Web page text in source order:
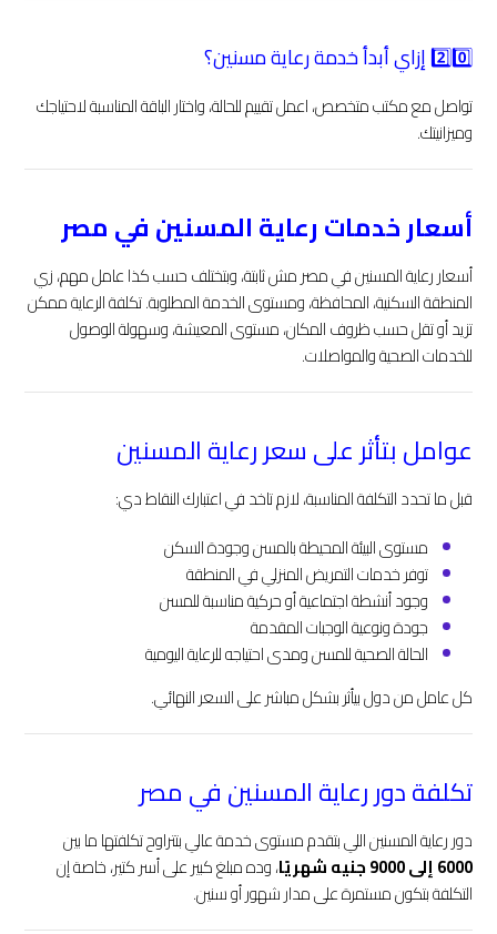
2️⃣0️⃣ إزاي أبدأ خدمة رعاية مسنين؟
تواصل مع مكتب متخصص، اعمل تقييم للحالة، واختار الباقة المناسبة لاحتياجك
وميزانيتك.
أسعار خدمات رعاية المسنين في مصر
أسعار رعاية المسنين في مصر مش ثابتة، وبتختلف حسب كذا عامل مهم، زي
المنطقة السكنية، المحافظة، ومستوى الخدمة المطلوبة. تكلفة الرعاية ممكن
تزيد أو تقل حسب ظروف المكان، مستوى المعيشة، وسهولة الوصول
للخدمات الصحية والمواصلات.
عوامل بتأثر على سعر رعاية المسنين
قبل ما تحدد التكلفة المناسبة، لازم تاخد في اعتبارك النقاط دي:
مستوى البيئة المحيطة بالمسن وجودة السكن
توفر خدمات التمريض المنزلي في المنطقة
وجود أنشطة اجتماعية أو حركية مناسبة للمسن
جودة ونوعية الوجبات المقدمة
الحالة الصحية للمسن ومدى احتياجه للرعاية اليومية
كل عامل من دول بيأثر بشكل مباشر على السعر النهائي.
تكلفة دور رعاية المسنين في مصر
دور رعاية المسنين اللي بتقدم مستوى خدمة عالي بتتراوح تكلفتها ما بين
6000 إلى 9000 جنيه شهريًا
، وده مبلغ كبير على أسر كتير، خاصة إن
التكلفة بتكون مستمرة على مدار شهور أو سنين.